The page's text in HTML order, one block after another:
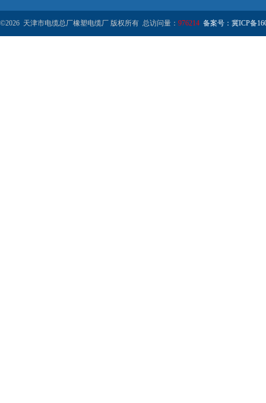
©2026 天津市电缆总厂橡塑电缆厂 版权所有 总访问量： 976214 备案号：冀ICP备